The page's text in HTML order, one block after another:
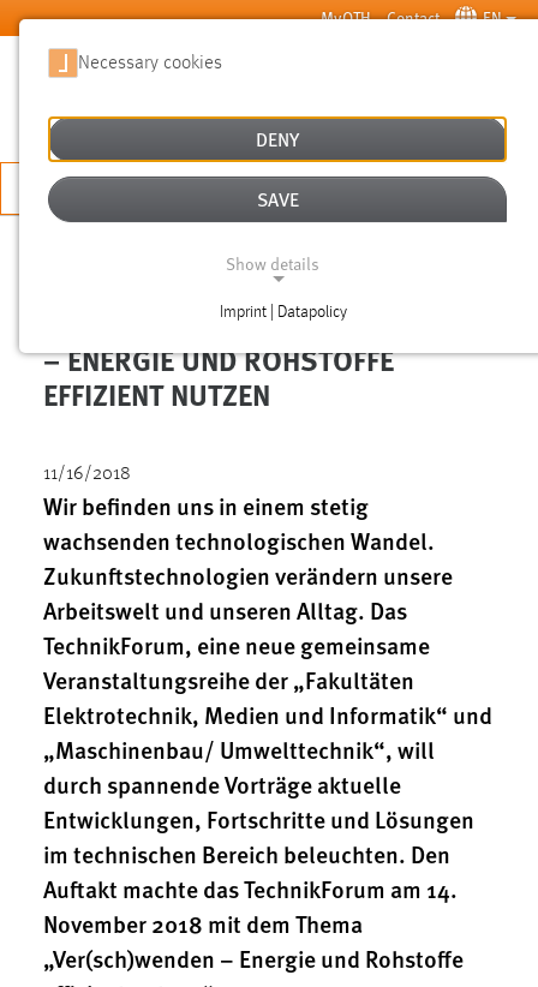
Skip to main content MyOTH Contact EN
APPLY NOW
You are here:
TECHNIKFORUM: VER(SCH)WENDEN
– ENERGIE UND ROHSTOFFE
EFFIZIENT NUTZEN
11/16/2018
Wir befinden uns in einem stetig
wachsenden technologischen Wandel.
Zukunftstechnologien verändern unsere
Arbeitswelt und unseren Alltag. Das
TechnikForum, eine neue gemeinsame
Veranstaltungsreihe der „Fakultäten
Elektrotechnik, Medien und Informatik“ und
„Maschinenbau/ Umwelttechnik“, will
durch spannende Vorträge aktuelle
Entwicklungen, Fortschritte und Lösungen
im technischen Bereich beleuchten. Den
Auftakt machte das TechnikForum am 14.
November 2018 mit dem Thema
„Ver(sch)wenden – Energie und Rohstoffe
Necessary cookies
DENY
SAVE
Show details
Imprint | Datapolicy